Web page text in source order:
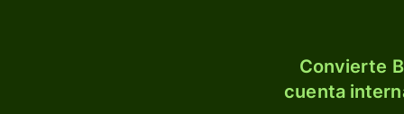
Convierte
cuenta